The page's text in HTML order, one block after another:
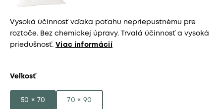
Vysoká účinnosť vďaka poťahu nepriepustnému pre
roztoče. Bez chemickej úpravy. Trvalá účinnosť a vysoká
priedušnosť. Viac informácií
Veľkosť
50 × 70 70 × 90